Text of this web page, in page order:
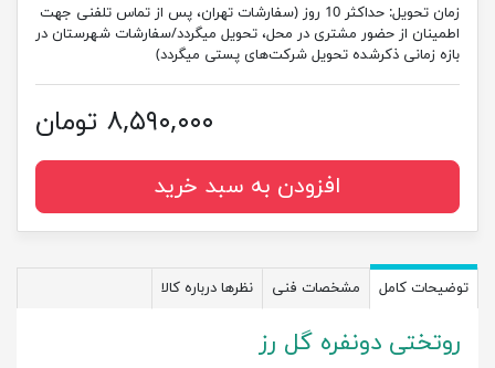
زمان تحویل:
حداکثر 10 روز (سفارشات تهران، پس از تماس تلفنی جهت
اطمینان از حضور مشتری در محل، تحویل میگردد/سفارشات شهرستان در
بازه زمانی ذکرشده تحویل شرکت‌های پستی میگردد)
۸,۵۹۰,۰۰۰ تومان
افزودن به سبد خرید
توضیحات کامل مشخصات فنی نظرها درباره کالا
روتختی دونفره گل رز